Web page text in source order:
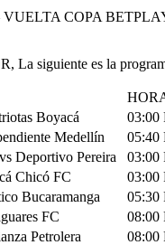
La siguiente es la
Boyacá 03:00
Medellín 05:40
Deportivo Pereira 03:00
Chicó FC 03:00
Bucaramanga 05:30
FC 08:00
Petrolera 08:00